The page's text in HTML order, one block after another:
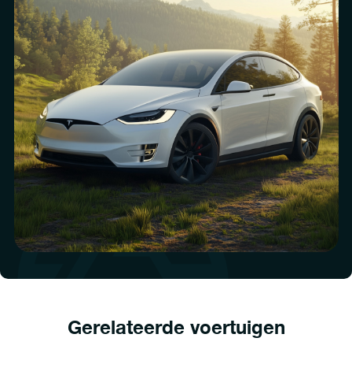
Gerelateerde voertuigen